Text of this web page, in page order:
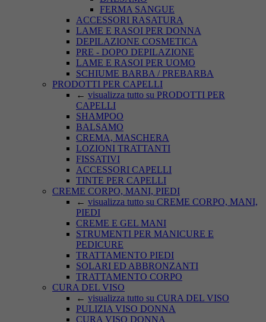
FERMA SANGUE
ACCESSORI RASATURA
LAME E RASOI PER DONNA
DEPILAZIONE COSMETICA
PRE - DOPO DEPILAZIONE
LAME E RASOI PER UOMO
SCHIUME BARBA / PREBARBA
PRODOTTI PER CAPELLI
← visualizza tutto su PRODOTTI PER
CAPELLI
SHAMPOO
BALSAMO
CREMA, MASCHERA
LOZIONI TRATTANTI
FISSATIVI
ACCESSORI CAPELLI
TINTE PER CAPELLI
CREME CORPO, MANI, PIEDI
← visualizza tutto su CREME CORPO, MANI,
PIEDI
CREME E GEL MANI
STRUMENTI PER MANICURE E
PEDICURE
TRATTAMENTO PIEDI
SOLARI ED ABBRONZANTI
TRATTAMENTO CORPO
CURA DEL VISO
← visualizza tutto su CURA DEL VISO
PULIZIA VISO DONNA
CURA VISO DONNA